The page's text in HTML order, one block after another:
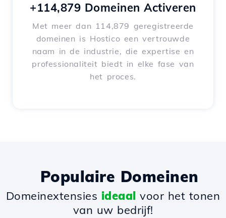
+114,879 Domeinen Activeren
Met meer dan 114,879 geregistreerde
domeinen is Hostico een vertrouwde
naam in de industrie, die expertise en
professionaliteit biedt in elke fase van
het proces.
Populaire Domeinen
Domeinextensies ideaal voor het tonen
van uw bedrijf!